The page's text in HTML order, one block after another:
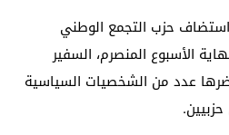
حزب التجمع الوطني
الأسبوع المنصرم، السفير
عدد من الشخصيات السياسية